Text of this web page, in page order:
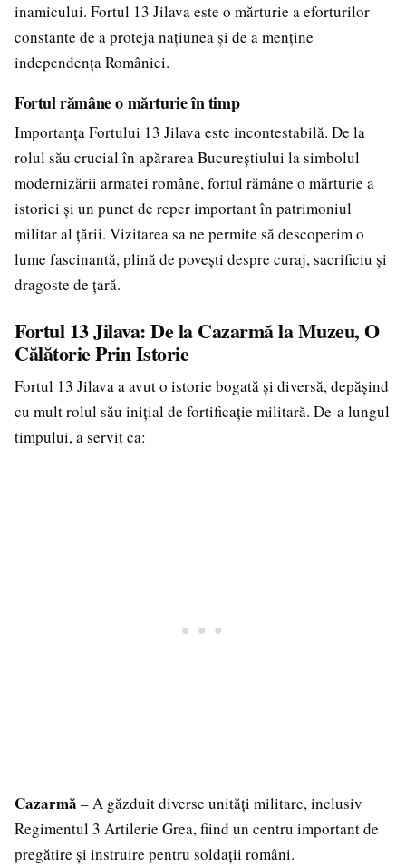
inamicului. Fortul 13 Jilava este o mărturie a eforturilor
constante de a proteja națiunea și de a menține
independența României.
Fortul rămâne o mărturie în timp
Importanța Fortului 13 Jilava este incontestabilă. De la
rolul său crucial în apărarea Bucureștiului la simbolul
modernizării armatei române, fortul rămâne o mărturie a
istoriei și un punct de reper important în patrimoniul
militar al țării. Vizitarea sa ne permite să descoperim o
lume fascinantă, plină de povești despre curaj, sacrificiu și
dragoste de țară.
Fortul 13 Jilava: De la Cazarmă la Muzeu, O
Călătorie Prin Istorie
Fortul 13 Jilava a avut o istorie bogată și diversă, depășind
cu mult rolul său inițial de fortificație militară. De-a lungul
timpului, a servit ca:
Cazarmă – A găzduit diverse unități militare, inclusiv
Regimentul 3 Artilerie Grea, fiind un centru important de
pregătire și instruire pentru soldații români.